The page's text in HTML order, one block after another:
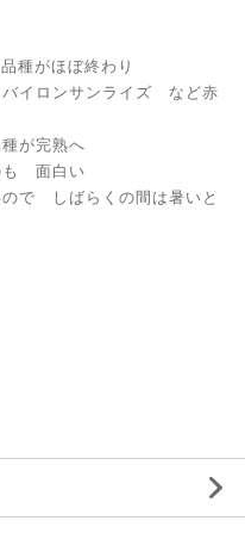
種がほぼ終わり
バイロンサンライズ など赤
が完熟へ
面白い
で しばらくの間は暑いと